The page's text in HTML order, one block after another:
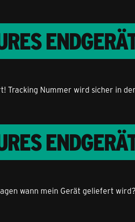
Tracking Nummer wird sicher in
wann mein Gerät geliefert